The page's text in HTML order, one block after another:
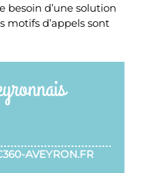
besoin d’une solution
motifs d’appels sont
AVEYRON.FR